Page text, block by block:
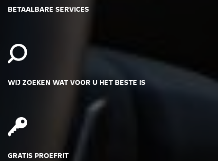
BETAALBARE SERVICES
WIJ ZOEKEN WAT VOOR U HET BESTE IS
GRATIS PROEFRIT